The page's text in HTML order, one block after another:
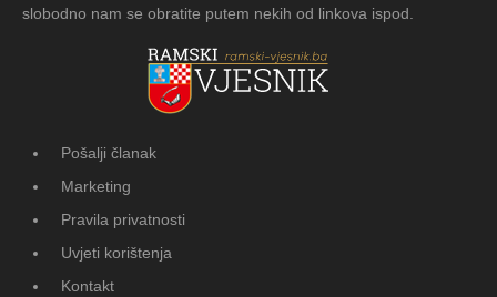
slobodno nam se obratite putem nekih od linkova ispod.
Pošalji članak
Marketing
Pravila privatnosti
Uvjeti korištenja
Kontakt